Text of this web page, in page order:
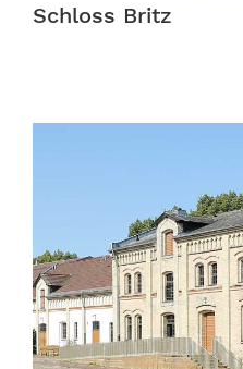
Schloss Britz